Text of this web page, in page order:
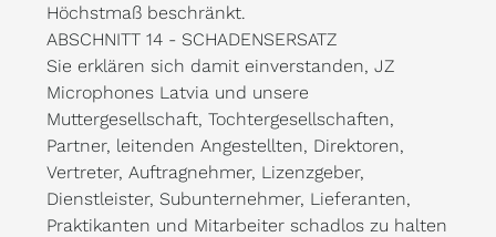
Höchstmaß beschränkt.
ABSCHNITT 14 - SCHADENSERSATZ
Sie erklären sich damit einverstanden, JZ
Microphones Latvia und unsere
Muttergesellschaft, Tochtergesellschaften,
Partner, leitenden Angestellten, Direktoren,
Vertreter, Auftragnehmer, Lizenzgeber,
Dienstleister, Subunternehmer, Lieferanten,
Praktikanten und Mitarbeiter schadlos zu halten